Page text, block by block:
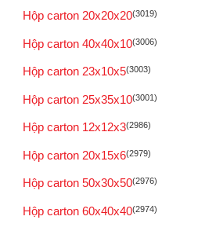
Hộp carton 20x20x20(3019)
Hộp carton 40x40x10(3006)
Hộp carton 23x10x5(3003)
Hộp carton 25x35x10(3001)
Hộp carton 12x12x3(2986)
Hộp carton 20x15x6(2979)
Hộp carton 50x30x50(2976)
Hộp carton 60x40x40(2974)